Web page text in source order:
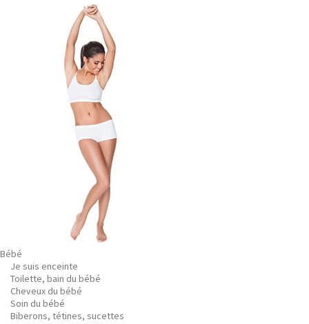
Bébé
Je suis enceinte
Toilette, bain du bébé
Cheveux du bébé
Soin du bébé
Biberons, tétines, sucettes